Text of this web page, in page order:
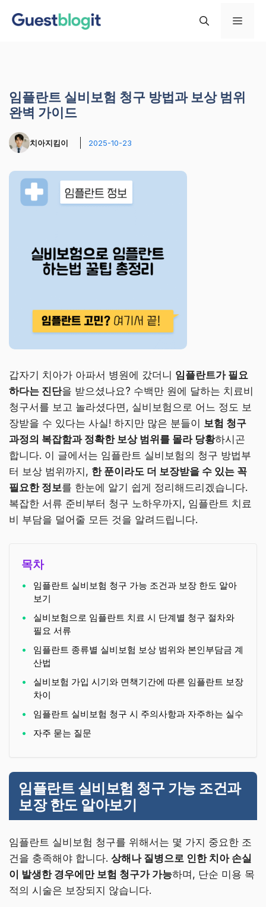
메
임플란트 실비보험 청구 방법과 보상 범위
완벽 가이드
치아지킴이 2025-10-23
갑자기 치아가 아파서 병원에 갔더니 임플란트가 필요
하다는 진단을 받으셨나요? 수백만 원에 달하는 치료비
청구서를 보고 놀라셨다면, 실비보험으로 어느 정도 보
장받을 수 있다는 사실! 하지만 많은 분들이 보험 청구
과정의 복잡함과 정확한 보상 범위를 몰라 당황하시곤
합니다. 이 글에서는 임플란트 실비보험의 청구 방법부
터 보상 범위까지, 한 푼이라도 더 보장받을 수 있는 꼭
필요한 정보를 한눈에 알기 쉽게 정리해드리겠습니다.
복잡한 서류 준비부터 청구 노하우까지, 임플란트 치료
비 부담을 덜어줄 모든 것을 알려드립니다.
목차
임플란트 실비보험 청구 가능 조건과 보장 한도 알아
보기
실비보험으로 임플란트 치료 시 단계별 청구 절차와
필요 서류
임플란트 종류별 실비보험 보상 범위와 본인부담금 계
산법
실비보험 가입 시기와 면책기간에 따른 임플란트 보장
차이
임플란트 실비보험 청구 시 주의사항과 자주하는 실수
자주 묻는 질문
임플란트 실비보험 청구 가능 조건과
보장 한도 알아보기
임플란트 실비보험 청구를 위해서는 몇 가지 중요한 조
건을 충족해야 합니다. 상해나 질병으로 인한 치아 손실
이 발생한 경우에만 보험 청구가 가능하며, 단순 미용 목
적의 시술은 보장되지 않습니다.